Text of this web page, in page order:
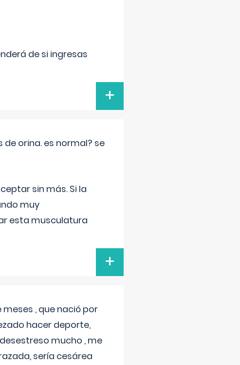
de si ingresas
+
de orina. es normal? se
sin más. Si la
muy
esta musculatura
+
, que nació por
hacer deporte,
mucho , me
sería cesárea